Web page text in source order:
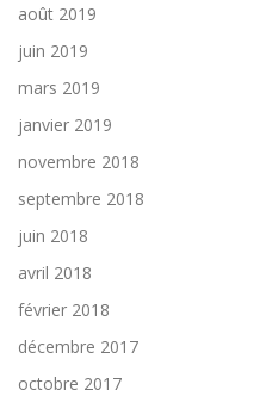
août 2019
juin 2019
mars 2019
janvier 2019
novembre 2018
septembre 2018
juin 2018
avril 2018
février 2018
décembre 2017
octobre 2017